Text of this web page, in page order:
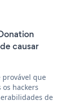
causar
provável que
hackers
de